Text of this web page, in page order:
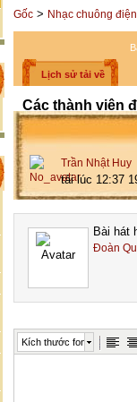
Gốc > Nhạc chuông
Lịch sử tải về
Các thành viên
Trần Nhật Huy
tải lúc 12:37
Bài hát
Đoàn
Kích thước font